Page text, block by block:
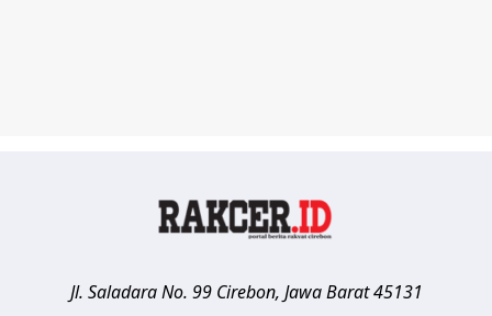
Jl. Saladara No. 99 Cirebon, Jawa Barat 45131